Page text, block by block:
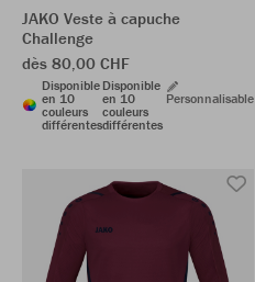
JAKO Veste à capuche
Challenge
dès 80,00 CHF
Disponible
en 10
couleurs
différentes
Disponible
en 10
couleurs
différentes
Personnalisable